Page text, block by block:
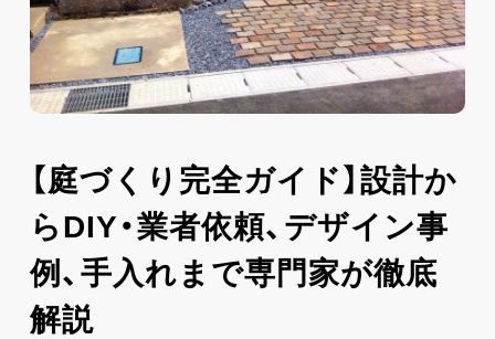
【庭づくり完全ガイド】設計か
らDIY・業者依頼、デザイン事
例、手入れまで専門家が徹底
解説